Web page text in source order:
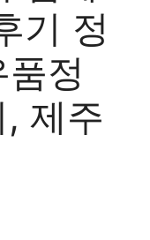
기 정
정
제주